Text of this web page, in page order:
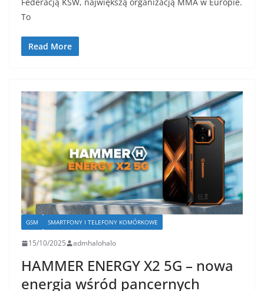
To
Read More
GSM SMARTFONY I TELEFONY KOMÓRKOWE
15/10/2025 admhalohalo
HAMMER ENERGY X2 5G – nowa
energia wśród pancernych